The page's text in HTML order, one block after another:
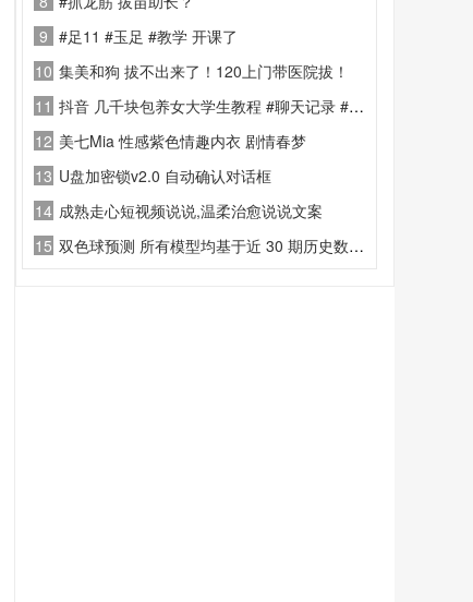
9 #足11 #玉足 #教学 开课了
10 集美和狗 拔不出来了！120上门带医院拔！
11 抖音 几千块包养女大学生教程 #聊天记录 #教学！
12 美七Mia 性感紫色情趣内衣 剧情春梦
13 U盘加密锁v2.0 自动确认对话框
14 成熟走心短视频说说,温柔治愈说说文案
15 双色球预测 所有模型均基于近 30 期历史数据进行加权分析